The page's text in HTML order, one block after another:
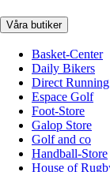
Våra butiker
Basket-Center
Daily Bikers
Direct Running
Espace Golf
Foot-Store
Galop Store
Golf and co
Handball-Store
House of